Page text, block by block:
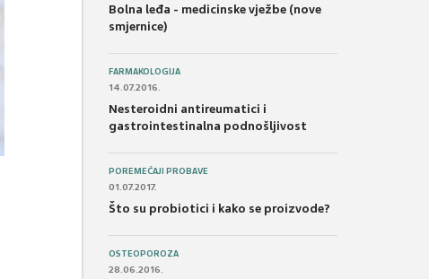
Bolna leđa - medicinske vježbe (nove
smjernice)
FARMAKOLOGIJA
14.07.2016.
Nesteroidni antireumatici i
gastrointestinalna podnošljivost
POREMEĆAJI PROBAVE
01.07.2017.
Što su probiotici i kako se proizvode?
OSTEOPOROZA
28.06.2016.